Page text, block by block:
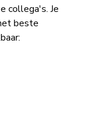
collega's. Je
beste